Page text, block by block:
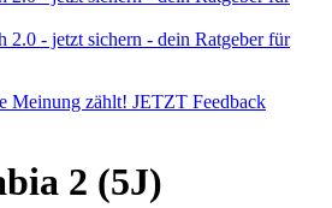
Meinung zählt! JETZT Feedback
2 (5J)